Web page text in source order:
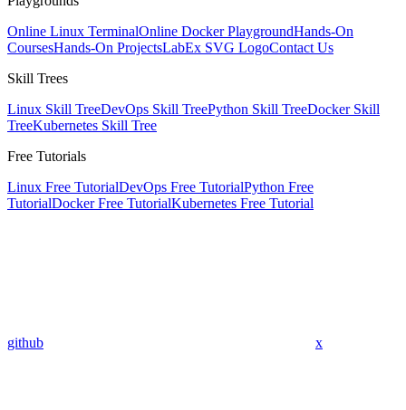
Online Linux TerminalOnline Docker PlaygroundHands-On
CoursesHands-On ProjectsLabEx SVG LogoContact Us
Skill Trees
Linux Skill TreeDevOps Skill TreePython Skill TreeDocker Skill
TreeKubernetes Skill Tree
Free Tutorials
Linux Free TutorialDevOps Free TutorialPython Free
TutorialDocker Free TutorialKubernetes Free Tutorial
github x